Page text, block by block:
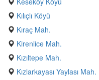
Kılıçlı Köyü
Kıraç Mah.
Kirenlice Mah.
Kızıltepe Mah.
Kızlarkayası Yaylası Mah.